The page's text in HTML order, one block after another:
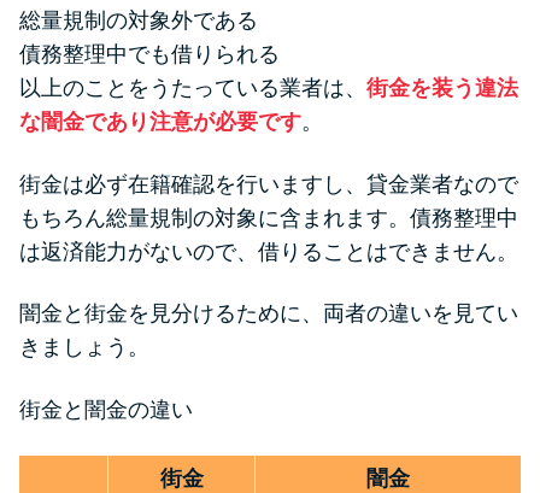
総量規制の対象外である
債務整理中でも借りられる
以上のことをうたっている業者は、 街金を装う違法
な闇金であり注意が必要です。
街金は必ず在籍確認を行いますし、貸金業者なので
もちろん総量規制の対象に含まれます。債務整理中
は返済能力がないので、借りることはできません。
闇金と街金を見分けるために、両者の違いを見てい
きましょう。
街金と闇金の違い
街金
闇金